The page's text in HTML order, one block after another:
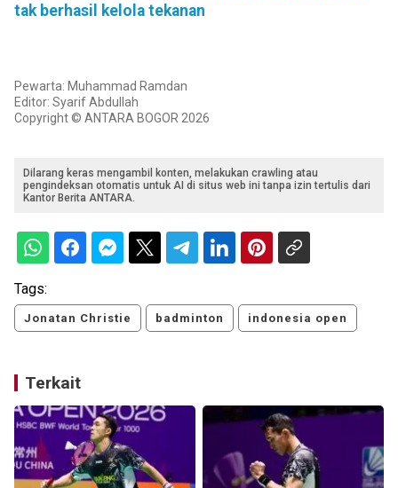
tak berhasil kelola tekanan
Pewarta: Muhammad Ramdan
Editor: Syarif Abdullah
Copyright © ANTARA BOGOR 2026
Dilarang keras mengambil konten, melakukan crawling atau
pengindeksan otomatis untuk AI di situs web ini tanpa izin tertulis dari
Kantor Berita ANTARA.
Tags:
Jonatan Christie badminton indonesia open
Terkait